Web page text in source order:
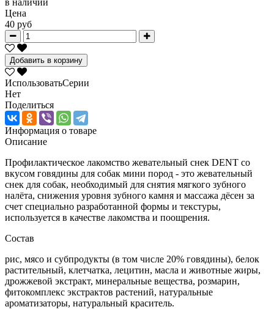
Цена
40 руб
Добавить в корзину
ИспользоватьСерии
Нет
Поделиться
Информация о товаре
Описание
Профилактическое лакомство жевательный снек DENT со
вкусом говядины для собак мини пород - это жевательный
снек для собак, необходимый для снятия мягкого зубного
налёта, снижения уровня зубного камня и массажа дёсен за
счет специально разработанной формы и текстуры,
используется в качестве лакомства и поощрения.
Состав
рис, мясо и субпродукты (в том числе 20% говядины), белок
растительный, клетчатка, лецитин, масла и животные жиры,
дрожжевой экстракт, минеральные вещества, розмарин,
фитокомплекс экстрактов растений, натуральные
ароматизаторы, натуральный краситель.